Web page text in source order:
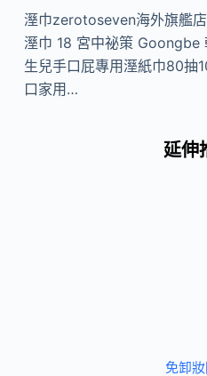
溼巾zerotoseven海外旗艦
溼巾 18 宮中祕策 Goongbe
生兒手口屁專用溼紙巾80抽
口家用…
延伸
免卸